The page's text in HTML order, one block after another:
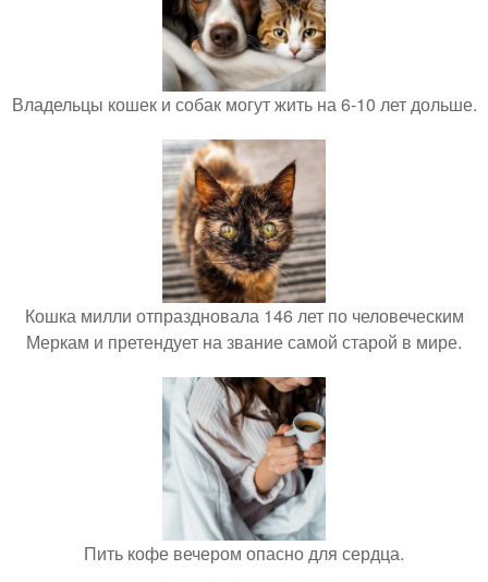
Владельцы кошек и собак могут жить на 6-10 лет дольше.
Кошка милли отпраздновала 146 лет по человеческим
Меркам и претендует на звание самой старой в мире.
Пить кофе вечером опасно для сердца.